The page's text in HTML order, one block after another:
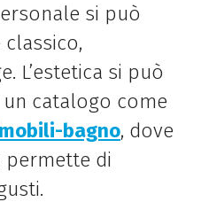
si può
L’estetica si può
catalogo come
bagno, dove
permette di